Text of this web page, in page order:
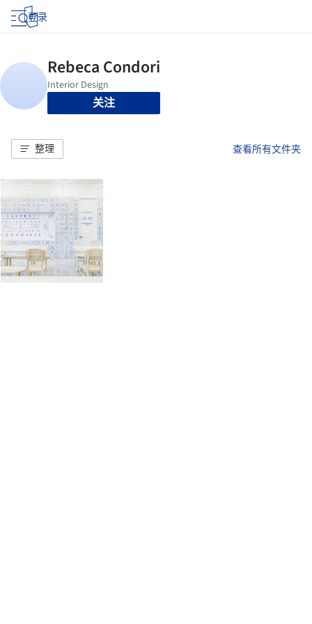
登录
关注
整理 查看所有文件夹